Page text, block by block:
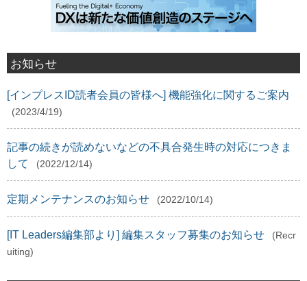
お知らせ
[インプレスID読者会員の皆様へ] 機能強化に関するご案内
(2023/4/19)
記事の続きが読めないなどの不具合発生時の対応につきま
して
(2022/12/14)
定期メンテナンスのお知らせ (2022/10/14)
[IT Leaders編集部より] 編集スタッフ募集のお知らせ
(Recr
uiting)